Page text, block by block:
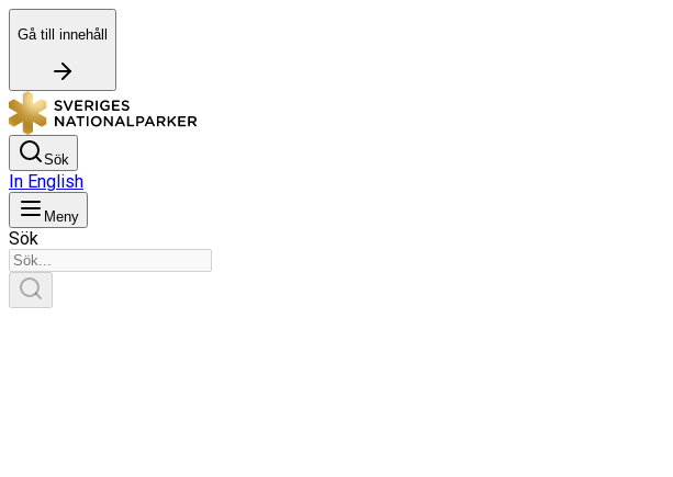
Gå till innehåll
Sök
In English
Meny
Sök